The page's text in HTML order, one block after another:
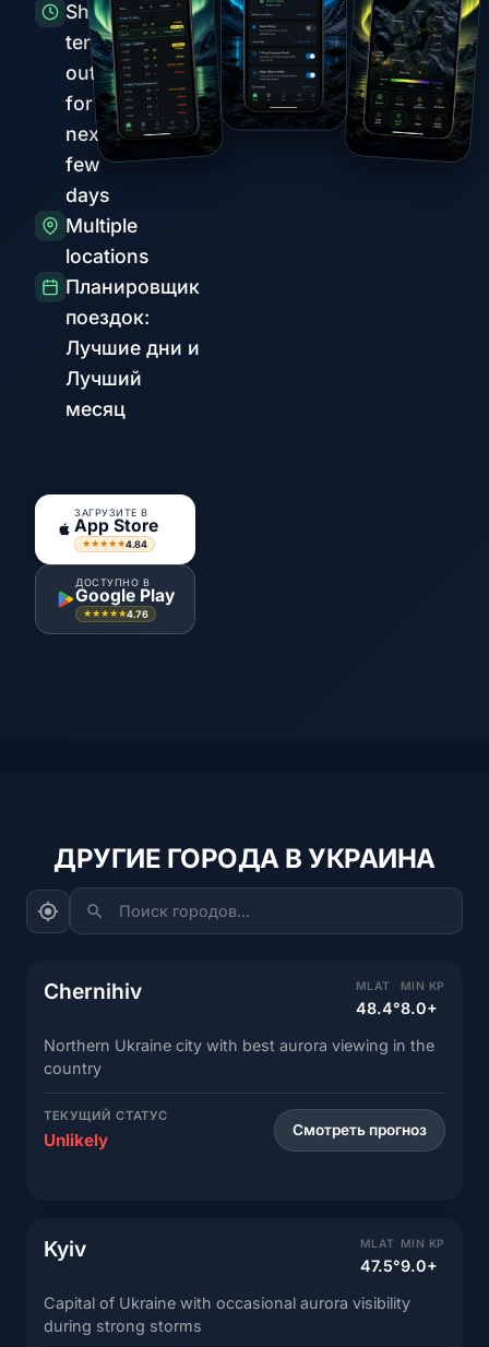
Short-
term
outlook
for the
next
few
days
Multiple
locations
Планировщик
поездок:
Лучшие дни и
Лучший
месяц
ЗАГРУЗИТЕ В
App Store
★★★★★4.84
ДОСТУПНО В
Google Play
★★★★★4.76
ДРУГИЕ ГОРОДА В УКРАИНА
Поиск городов...
Chernihiv MLAT
48.4°
MIN KP
8.0+
Northern Ukraine city with best aurora viewing in the
country
ТЕКУЩИЙ СТАТУС
Unlikely Смотреть прогноз
Kyiv MLAT
47.5°
MIN KP
9.0+
Capital of Ukraine with occasional aurora visibility
during strong storms